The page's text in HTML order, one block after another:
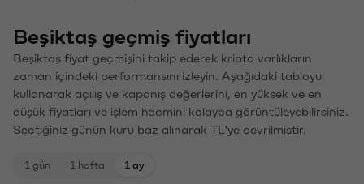
Beşiktaş geçmiş fiyatları
Beşiktaş fiyat geçmişini takip ederek kripto varlıkların
zaman içindeki performansını izleyin. Aşağıdaki tabloyu
kullanarak açılış ve kapanış değerlerini, en yüksek ve en
düşük fiyatları ve işlem hacmini kolayca görüntüleyebilirsiniz.
Seçtiğiniz günün kuru baz alınarak TL'ye çevrilmiştir.
1 gün 1 hafta 1 ay